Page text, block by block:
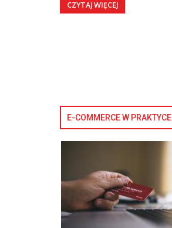
CZYTAJ WIĘCEJ
E-COMMERCE W PRAKTYCE